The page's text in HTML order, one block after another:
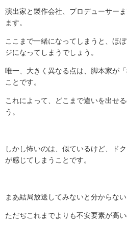
演出家と製作会社、プロデューサー
ます。
ここまで一緒になってしまうと、ほ
ジになってしまうでしょう。
唯一、大きく異なる点は、脚本家が
ことです。
これによって、どこまで違いを出せ
う。
しかし怖いのは、似ているけど、ド
が感じてしまうことです。
まあ結局放送してみないと分からな
ただぢこれまでよりも不安要素が高い